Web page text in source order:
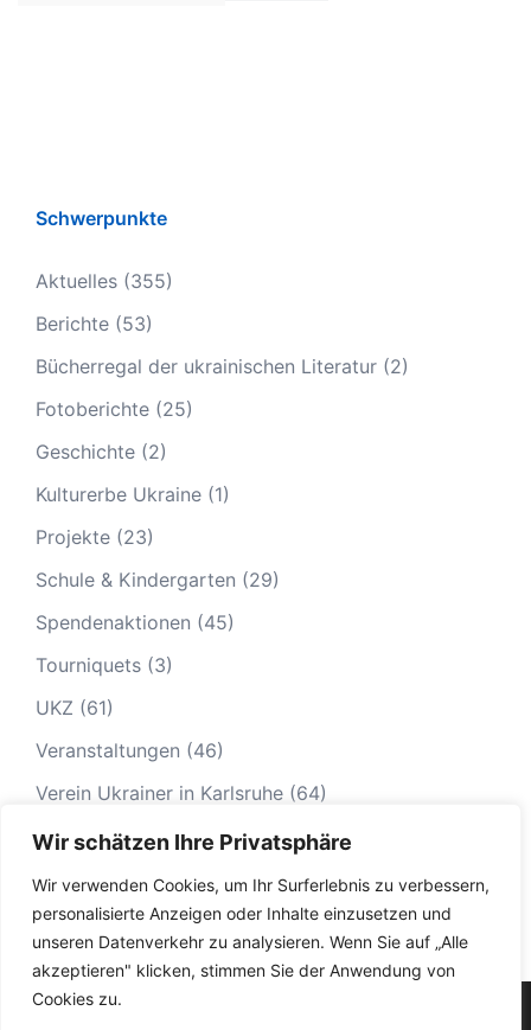
Wir schätzen Ihre Privatsphäre
Wir verwenden Cookies, um Ihr Surferlebnis zu verbessern,
personalisierte Anzeigen oder Inhalte einzusetzen und
unseren Datenverkehr zu analysieren. Wenn Sie auf „Alle
akzeptieren" klicken, stimmen Sie der Anwendung von
Cookies zu.
Schwerpunkte
Aktuelles (355)
Berichte (53)
Bücherregal der ukrainischen Literatur (2)
Fotoberichte (25)
Geschichte (2)
Kulturerbe Ukraine (1)
Projekte (23)
Schule & Kindergarten (29)
Spendenaktionen (45)
Tourniquets (3)
UKZ (61)
Veranstaltungen (46)
Verein Ukrainer in Karlsruhe (64)